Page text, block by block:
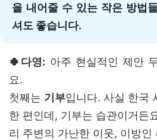
을 내어줄 수 있는 작은 방법
셔도 좋습니다.
🍀다영: 아주 현실적인 제안
요.
첫째는 기부입니다. 사실 한국
한 편인데, 기부는 습관이거든
리 주변의 가난한 이웃, 이방인